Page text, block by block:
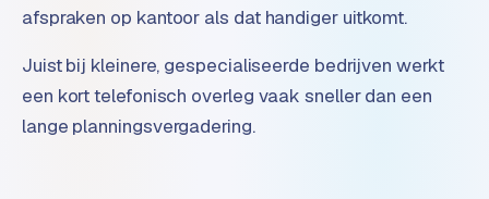
afspraken op kantoor als dat handiger uitkomt.
Juist bij kleinere, gespecialiseerde bedrijven werkt
een kort telefonisch overleg vaak sneller dan een
lange planningsvergadering.